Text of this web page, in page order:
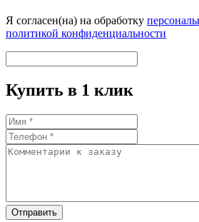
Я согласен(на) на обработку
политикой конфиденциальности
Купить в 1 клик
Отправить